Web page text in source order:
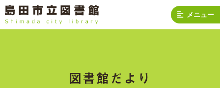
メニュー
図書館だより